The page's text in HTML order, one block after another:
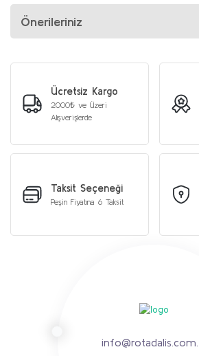
Önerileriniz
Ücretsiz Kargo
2000₺ ve Üzeri
Alışverişlerde
Taksit Seçeneği
Peşin Fiyatına 6 Taksit